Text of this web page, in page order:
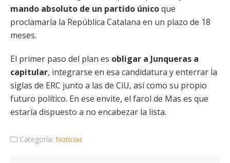
mando absoluto de un partido únicoque
proclamaría la República Catalana en un plazo de 18
meses.
El primer paso del plan es obligar a Junqueras a
capitular, integrarse en esa candidatura y enterrar la
siglas de ERC junto a las de CiU, así como su propio
futuro político. En ese envite, el farol de Mas es que
estaría dispuesto a no encabezar la lista.
Categoría: Noticias